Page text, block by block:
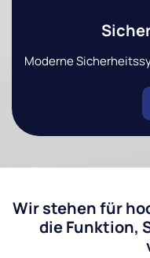
Moderne
Wir stehen für
die Funktion,